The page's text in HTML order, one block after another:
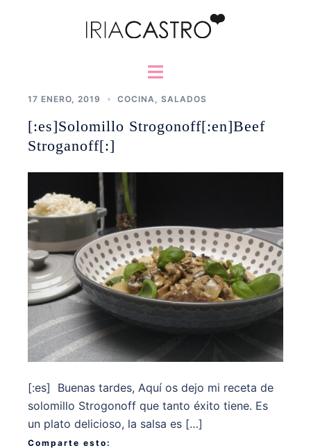
Alternar
17 ENERO, 2019 COCINA SALADOS
[:es]Solomillo Strogonoff[:en]Beef
Stroganoff[:]
[:es] Buenas tardes, Aquí os dejo mi receta de
solomillo Strogonoff que tanto éxito tiene. Es
un plato delicioso, la salsa es […]
Comparte esto: